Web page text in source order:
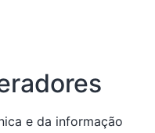
e da informação